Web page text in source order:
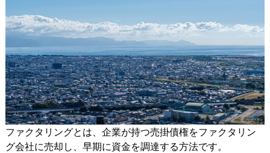
ファクタリングとは、企業が持つ売掛債権をファクタリン
グ会社に売却し、早期に資金を調達する方法です。